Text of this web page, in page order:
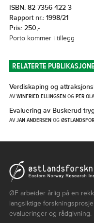
ISBN: 82-7356-422-3
Rapport nr.: 1998/21
Pris: 250,-
Porto kommer i tillegg
RELATERTE
Verdiskaping og
AVWINFRIED ELLINGSENOGPER
Evaluering av Buskerud
AVJAN ANDERSENOG
ØF arbeider årlig på en
langsiktige
evalueringer og rådgivning.